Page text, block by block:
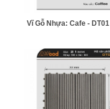
Vĩ Gỗ Nhựa: Cafe - DT01